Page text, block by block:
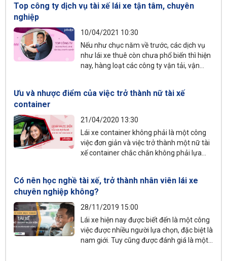
sao lại như vậy?
Top công ty dịch vụ tài xế lái xe tận tâm, chuyên
nghiệp
10/04/2021 10:30
Nếu như chục năm về trước, các dịch vụ
như lái xe thuê còn chưa phổ biến thì hiện
nay, hàng loạt các công ty vận tải, vận
ty dịch vụ tài xế lái xe chuyên cho thuê lái
hàng tin tưởng.
Ưu và nhược điểm của việc trở thành nữ tài xế
container
21/04/2020 13:30
Lái xe container không phải là một công
việc đơn giản và việc trở thành một nữ tài
xế container chắc chắn không phải lựa
phù hợp với một số phụ nữ mạnh mẽ, có
khả năng và tính cách phù hợp.
Có nên học nghề tài xế, trở thành nhân viên lái xe
chuyên nghiệp không?
28/11/2019 15:00
Lái xe hiện nay được biết đến là một công
việc được nhiều người lựa chọn, đặc biệt là
nam giới. Tuy cũng được đánh giá là một